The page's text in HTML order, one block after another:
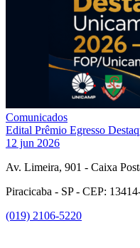
Comunicados
Edital Prêmio Egresso
12 jun 2026
Av. Limeira, 901 - Caixa
Piracicaba - SP - CEP:
(019) 2106-5220